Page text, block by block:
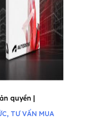
quyền |
, TƯ VẤN MUA